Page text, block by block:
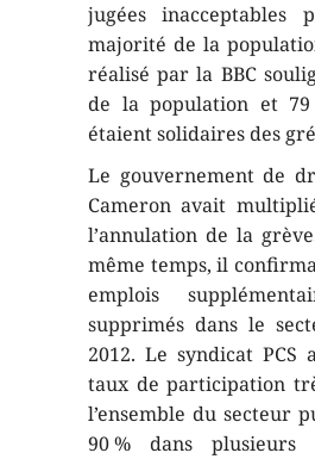
jugées inacceptables
majorité de la
réalisé par la BBC
de la population et 79
étaient solidaires des
Le gouvernement de
Cameron avait
l’annulation de la
même temps, il
emplois
supprimés dans le
2012. Le syndicat PCS
taux de participation
l’ensemble du secteur
90 % dans plusieurs